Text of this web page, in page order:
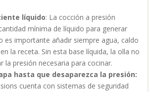
líquido: La cocción a presión
mínima de líquido para generar
es importante añadir siempre agua, caldo
la receta. Sin esta base líquida, la olla no
la presión necesaria para cocinar.
hasta que desaparezca la presión:
cuenta con sistemas de seguridad